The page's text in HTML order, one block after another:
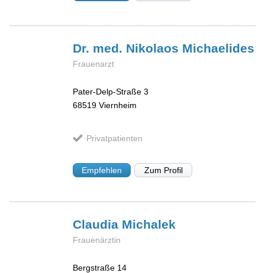
Dr. med. Nikolaos Michaelides
Frauenarzt
Pater-Delp-Straße 3
68519 Viernheim
Privatpatienten
Empfehlen Zum Profil
Claudia Michalek
Frauenärztin
Bergstraße 14